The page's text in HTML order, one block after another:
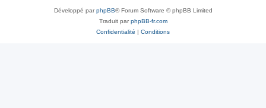
Développé parphpBB® Forum Software © phpBB Limited
Traduit parphpBB-fr.com
Confidentialité | Conditions